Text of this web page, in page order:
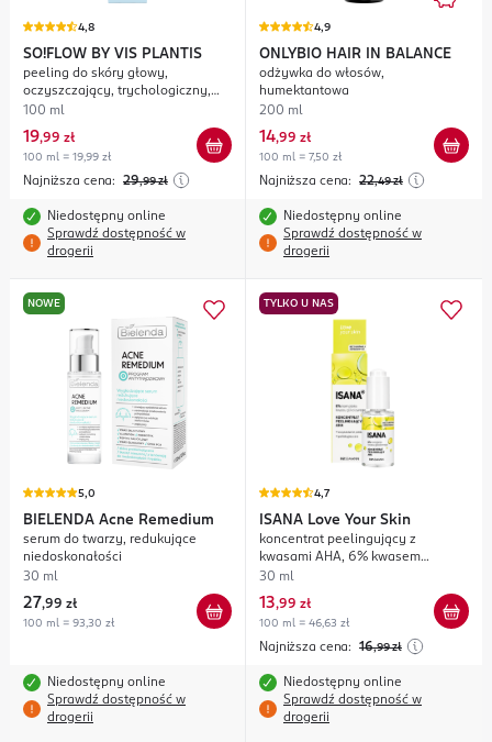
4,8
SO!FLOW BY VIS PLANTIS
peeling do skóry głowy,
oczyszczający, trychologiczny,
każdy rodzaj włosów, zapach
tropikalnego
100 ml
19,99 zł
100 ml = 19,99 zł
Najniższa cena: 29,99 zł
Niedostępny online
Sprawdź dostępność w
drogerii
4,9
ONLYBIO HAIR IN BALANCE
odżywka do włosów,
humektantowa
200 ml
14,99 zł
100 ml = 7,50 zł
Najniższa cena: 22,49 zł
Niedostępny online
Sprawdź dostępność w
drogerii
NOWE
5,0
BIELENDA Acne Remedium
serum do twarzy, redukujące
niedoskonałości
30 ml
27,99 zł
100 ml = 93,30 zł
Niedostępny online
Sprawdź dostępność w
drogerii
TYLKO U NAS
4,7
ISANA Love Your Skin
koncentrat peelingujący z
kwasami AHA, 6% kwasem
glikolowym
30 ml
13,99 zł
100 ml = 46,63 zł
Najniższa cena: 16,99 zł
Niedostępny online
Sprawdź dostępność w
drogerii